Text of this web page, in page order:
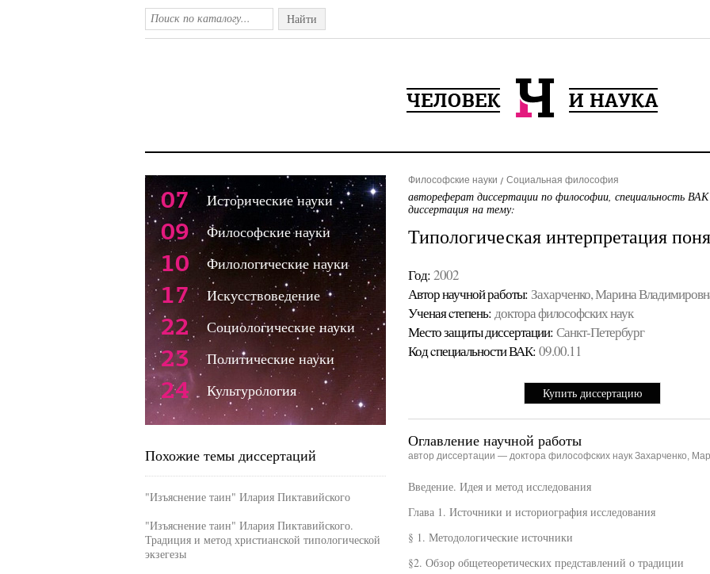
Найти
Философские науки Социальная философия
автореферат диссертации по философии, специальность
диссертация на тему:
Типологическая интерпретация
Год: 2002
Автор научной работы: Захарченко, Марина
Ученая cтепень: доктора философских наук
Место защиты диссертации: Санкт-Петербург
Код cпециальности ВАК: 09.00.11
Купить диссертацию
Оглавление научной работы
автор диссертации — доктора философских наук Захарченко,
Введение. Идея и метод исследования
Глава 1. Источники и историография исследования
§ 1. Методологические источники
§2. Обзор общетеоретических представлений о традиции
07 Исторические науки
09 Философские науки
10 Филологические науки
17 Искусствоведение
22 Социологические науки
23 Политические науки
24 Культурология
Похожие темы диссертаций
"Изъяснение таин" Илария Пиктавийского
"Изъяснение таин" Илария Пиктавийского.
Традиция и метод христианской типологической
экзегезы